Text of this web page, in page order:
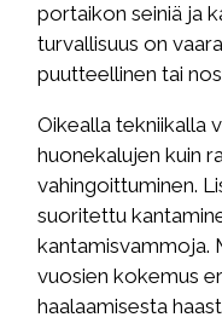
portaikon seiniä ja
turvallisuus on
puutteellinen tai
Oikealla tekniikalla
huonekalujen kuin
vahingoittuminen.
suoritettu
kantamisvammoja.
vuosien kokemus
haalaamisesta